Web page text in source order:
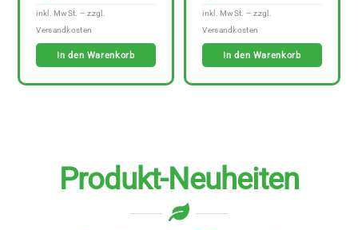
In den Warenkorb In den Warenkorb
Produkt-Neuheiten